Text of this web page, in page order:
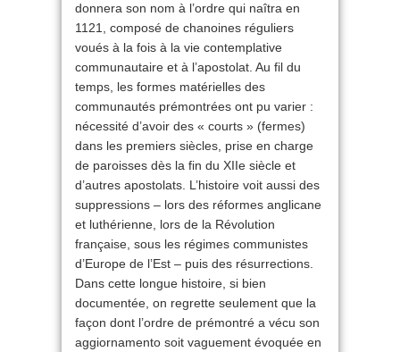
donnera son nom à l’ordre qui naîtra en
1121, composé de chanoines réguliers
voués à la fois à la vie contemplative
communautaire et à l’apostolat. Au fil du
temps, les formes matérielles des
communautés prémontrées ont pu varier :
nécessité d’avoir des « courts » (fermes)
dans les premiers siècles, prise en charge
de paroisses dès la fin du XIIe siècle et
d’autres apostolats. L’histoire voit aussi des
suppressions – lors des réformes anglicane
et luthérienne, lors de la Révolution
française, sous les régimes communistes
d’Europe de l’Est – puis des résurrections.
Dans cette longue histoire, si bien
documentée, on regrette seulement que la
façon dont l’ordre de prémontré a vécu son
aggiornamento soit vaguement évoquée en